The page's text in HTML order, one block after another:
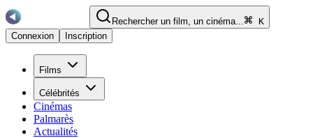
Rechercher un film, un cinéma...
K
Connexion
Inscription
Films
Célébrités
Cinémas
Palmarès
Actualités